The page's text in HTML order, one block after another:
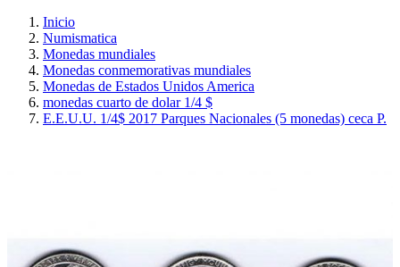
Inicio
Numismatica
Monedas mundiales
Monedas conmemorativas mundiales
Monedas de Estados Unidos America
monedas cuarto de dolar 1/4 $
E.E.U.U. 1/4$ 2017 Parques Nacionales (5 monedas) ceca P.